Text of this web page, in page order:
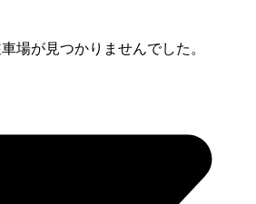
場が見つかりませんでした。